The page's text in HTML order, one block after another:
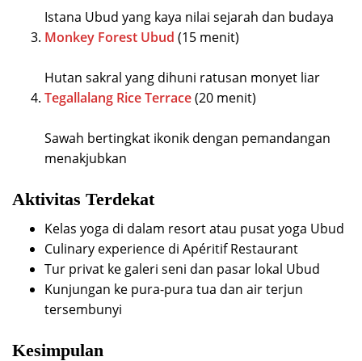
Istana Ubud yang kaya nilai sejarah dan budaya
Monkey Forest Ubud (15 menit)
Hutan sakral yang dihuni ratusan monyet liar
Tegallalang Rice Terrace(20 menit)
Sawah bertingkat ikonik dengan pemandangan
menakjubkan
Aktivitas Terdekat
Kelas yoga di dalam resort atau pusat yoga Ubud
Culinary experience di Apéritif Restaurant
Tur privat ke galeri seni dan pasar lokal Ubud
Kunjungan ke pura-pura tua dan air terjun
tersembunyi
Kesimpulan